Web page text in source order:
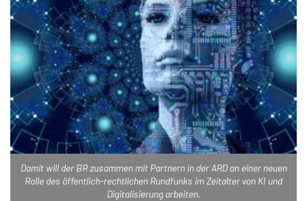
Damit will der BR zusammen mit Partnern in der ARD an einer neuen
Rolle des öffentlich-rechtlichen Rundfunks im Zeitalter von KI und
Digitalisierung arbeiten.